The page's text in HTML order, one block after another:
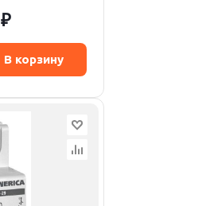
₽
В корзину